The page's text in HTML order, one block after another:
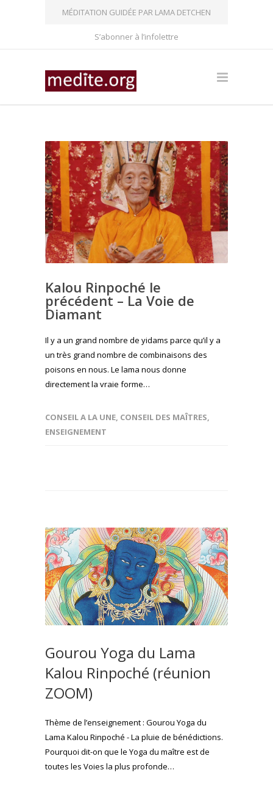
MÉDITATION GUIDÉE PAR LAMA DETCHEN
S’abonner à l’infolettre
Kalou Rinpoché le
précédent – La Voie de
Diamant
Il y a un grand nombre de yidams parce qu’il y a
un très grand nombre de combinaisons des
poisons en nous. Le lama nous donne
directement la vraie forme…
CONSEIL A LA UNE, CONSEIL DES MAÎTRES,
ENSEIGNEMENT
Gourou Yoga du Lama
Kalou Rinpoché (réunion
ZOOM)
Thème de l’enseignement : Gourou Yoga du
Lama Kalou Rinpoché - La pluie de bénédictions.
Pourquoi dit-on que le Yoga du maître est de
toutes les Voies la plus profonde…